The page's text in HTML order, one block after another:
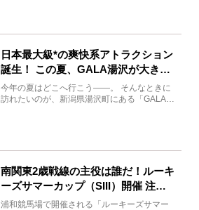
日本最大級*の爽快系アトラクション
誕生！ この夏、GALA湯沢が大きく
生まれ変わる
今年の夏はどこへ行こう――。 そんなときに
訪れたいのが、新潟県湯沢町にある「GALA湯
南関東2歳戦線の主役は誰だ！ルーキ
ーズサマーカップ（SIII）開催 注目
馬と見どころをチェック
浦和競馬場で開催される「ルーキーズサマー